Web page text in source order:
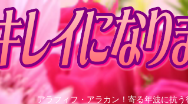
アラフィフ・アラカン！寄る年波に抗